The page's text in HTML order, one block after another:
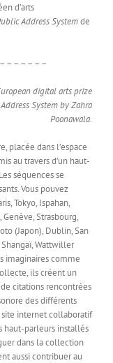
d’arts
Address Systemde
– – – – – –
digital arts prize
System by Zahra
Poonawala.
placée dans l’espace
au travers d’un haut-
séquences se
Vous pouvez
Tokyo, Ispahan,
Strasbourg,
(Japon), Dublin, San
Wattwiller
imaginaires comme
ils créent un
citations rencontrées
des différents
internet collaboratif
haut-parleurs installés
dans la collection
aussi contribuer au